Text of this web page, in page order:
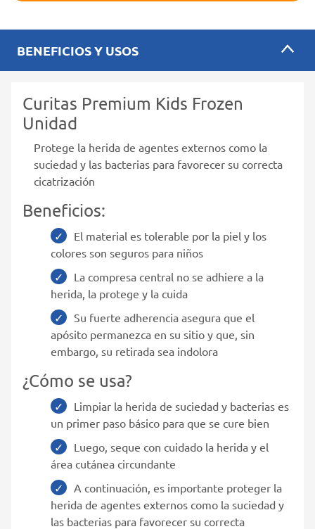
BENEFICIOS Y USOS
Curitas Premium Kids Frozen
Unidad
Protege la herida de agentes externos como la
suciedad y las bacterias para favorecer su correcta
cicatrización
Beneficios:
El material es tolerable por la piel y los
colores son seguros para niños
La compresa central no se adhiere a la
herida, la protege y la cuida
Su fuerte adherencia asegura que el
apósito permanezca en su sitio y que, sin
embargo, su retirada sea indolora
¿Cómo se usa?
Limpiar la herida de suciedad y bacterias es
un primer paso básico para que se cure bien
Luego, seque con cuidado la herida y el
área cutánea circundante
A continuación, es importante proteger la
herida de agentes externos como la suciedad y
las bacterias para favorecer su correcta